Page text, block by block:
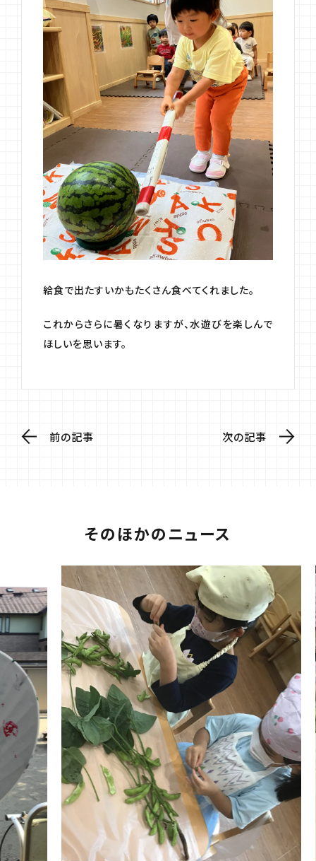
給食で出たすいかもたくさん食べてくれました。
これからさらに暑くなりますが、水遊びを楽しんで
ほしいを思います。
前の記事 次の記事
そのほかのニュース